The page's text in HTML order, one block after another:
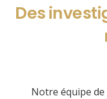
Des
Notre équipe